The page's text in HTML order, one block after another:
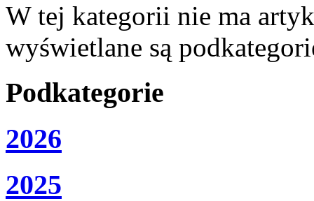
W tej kategorii nie ma
wyświetlane są
Podkategorie
2026
2025